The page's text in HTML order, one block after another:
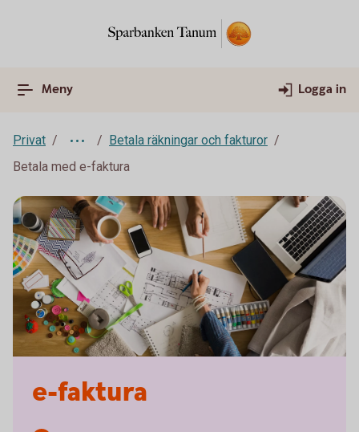
Meny Logga in
Privat
Betala räkningar och fakturor
Betala med e-faktura
e-faktura